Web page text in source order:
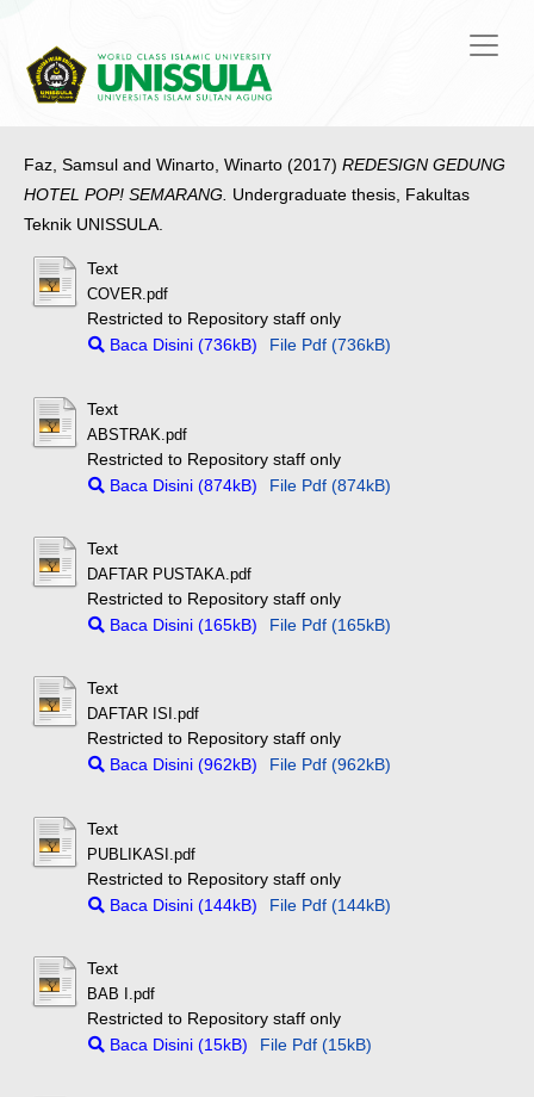
Faz, Samsul and Winarto, Winarto (2017) REDESIGN GEDUNG
HOTEL POP! SEMARANG. Undergraduate thesis, Fakultas
Teknik UNISSULA.
Text
COVER.pdf
Restricted to Repository staff only
Baca Disini (736kB)
File Pdf (736kB)
Text
ABSTRAK.pdf
Restricted to Repository staff only
Baca Disini (874kB)
File Pdf (874kB)
Text
DAFTAR PUSTAKA.pdf
Restricted to Repository staff only
Baca Disini (165kB)
File Pdf (165kB)
Text
DAFTAR ISI.pdf
Restricted to Repository staff only
Baca Disini (962kB)
File Pdf (962kB)
Text
PUBLIKASI.pdf
Restricted to Repository staff only
Baca Disini (144kB)
File Pdf (144kB)
Text
BAB I.pdf
Restricted to Repository staff only
Baca Disini (15kB)
File Pdf (15kB)